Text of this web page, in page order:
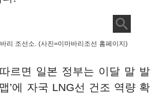
리 조선소. (사진=이마바리조선 홈페이지)
르면 일본 정부는 이달 말 발
’에 자국 LNG선 건조 역량 확